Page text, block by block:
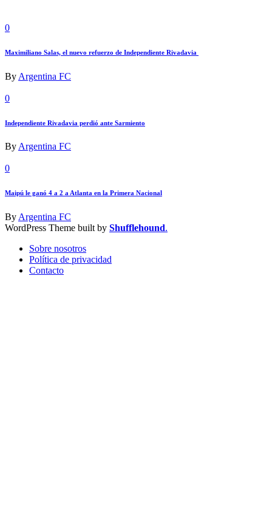
0
Maximiliano Salas, el nuevo refuerzo de Independiente Rivadavia
By Argentina FC
0
Independiente Rivadavia perdió ante Sarmiento
ByArgentina FC
0
Maipú le ganó 4 a 2 a Atlanta en la Primera Nacional
ByArgentina FC
WordPress Theme built by Shufflehound.
Sobre nosotros
Política de privacidad
Contacto